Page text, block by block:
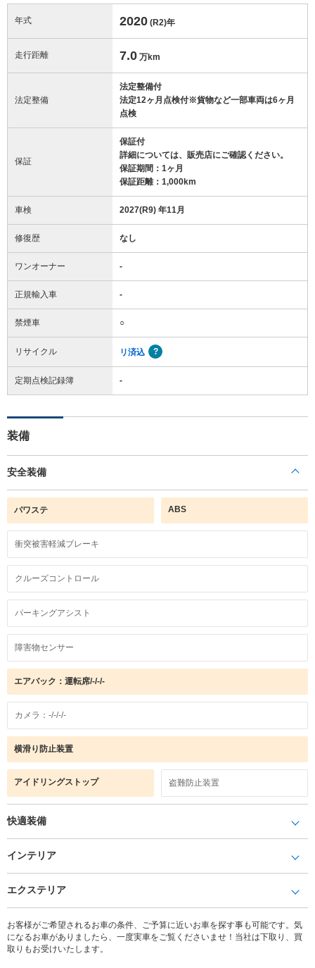
年式 2020 (R2)年
走行距離 7.0 万km
法定整備
法定整備付
法定12ヶ月点検付※貨物など一部車両は6ヶ月
点検
保証
保証付
詳細については、販売店にご確認ください。
保証期間：1ヶ月
保証距離：1,000km
車検 2027(R9) 年11月
修復歴 なし
ワンオーナー -
正規輸入車 -
禁煙車 ○
リサイクル リ済込
定期点検記録簿 -
装備
安全装備
パワステ ABS
衝突被害軽減ブレーキ
クルーズコントロール
パーキングアシスト
障害物センサー
エアバック：運転席/-/-/-
カメラ：-/-/-/-
横滑り防止装置
アイドリングストップ 盗難防止装置
快適装備
インテリア
エクステリア
お客様がご希望されるお車の条件、ご予算に近いお車を探す事も可能です。気
になるお車がありましたら、一度実車をご覧くださいませ！当社は下取り、買
取りもお受けいたします。